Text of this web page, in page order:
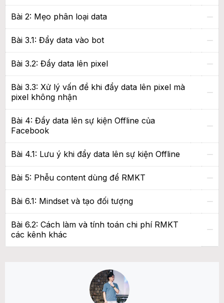
Bài 2: Mẹo phân loại data
Bài 3.1: Đẩy data vào bot
Bài 3.2: Đẩy data lên pixel
Bài 3.3: Xử lý vấn đề khi đẩy data lên pixel mà
pixel không nhận
Bài 4: Đẩy data lên sự kiện Offline của
Facebook
Bài 4.1: Lưu ý khi đẩy data lên sự kiện Offline
Bài 5: Phễu content dùng để RMKT
Bài 6.1: Mindset và tạo đối tượng
Bài 6.2: Cách làm và tính toán chi phí RMKT
các kênh khác